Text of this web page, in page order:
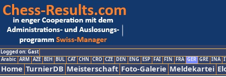
Logged on: Gast
Arabic ARM AZE BIH BUL CAT CHN CRO CZE DEN ENG ESP FAI FIN FRA GER GRE INA
Home TurnierDB Meisterschaft Foto-Galerie Meldekartei